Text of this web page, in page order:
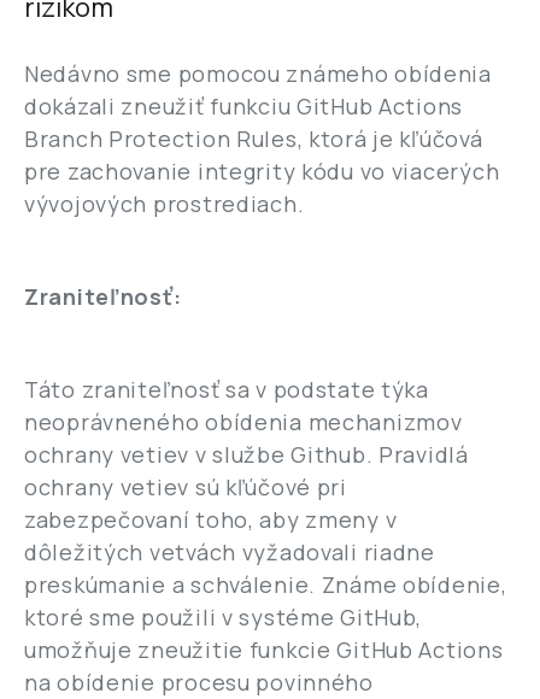
rizikom
Nedávno sme pomocou známeho obídenia
dokázali zneužiť funkciu GitHub Actions
Branch Protection Rules, ktorá je kľúčová
pre zachovanie integrity kódu vo viacerých
vývojových prostrediach.
Zraniteľnosť:
Táto zraniteľnosť sa v podstate týka
neoprávneného obídenia mechanizmov
ochrany vetiev v službe Github. Pravidlá
ochrany vetiev sú kľúčové pri
zabezpečovaní toho, aby zmeny v
dôležitých vetvách vyžadovali riadne
preskúmanie a schválenie. Známe obídenie,
ktoré sme použili v systéme GitHub,
umožňuje zneužitie funkcie GitHub Actions
na obídenie procesu povinného